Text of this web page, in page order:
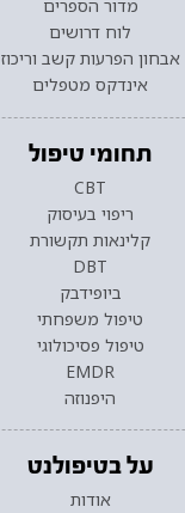
מדור הספרים
לוח דרושים
אבחון הפרעות קשב וריכוז
אינדקס מטפלים
תחומי טיפול
CBT
ריפוי בעיסוק
קלינאות תקשורת
DBT
ביופידבק
טיפול משפחתי
טיפול פסיכולוגי
EMDR
היפנוזה
על בטיפולנט
אודות